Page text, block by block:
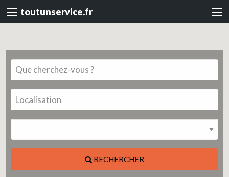
toutunservice.fr
RECHERCHER